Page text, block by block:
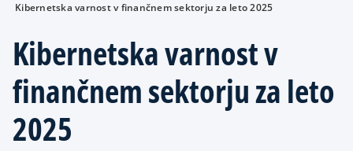
Kibernetska varnost v finančnem sektorju za leto 2025
Kibernetska varnost v
finančnem sektorju za leto
2025